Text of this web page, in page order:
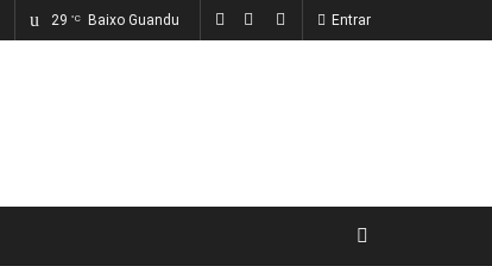
29 °C Baixo Guandu Entrar